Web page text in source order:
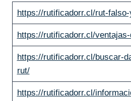
https://rutificadorr.cl/rut-
https://rutificadorr.cl/
https://rutificadorr.cl/buscar-
rut/
https://rutificadorr.cl/